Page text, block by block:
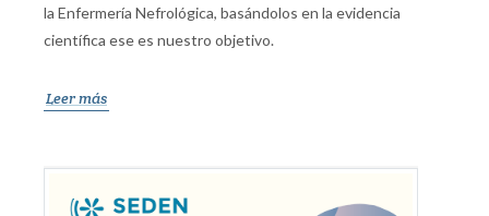
la Enfermería Nefrológica, basándolos en la evidencia
científica ese es nuestro objetivo.
Leer más